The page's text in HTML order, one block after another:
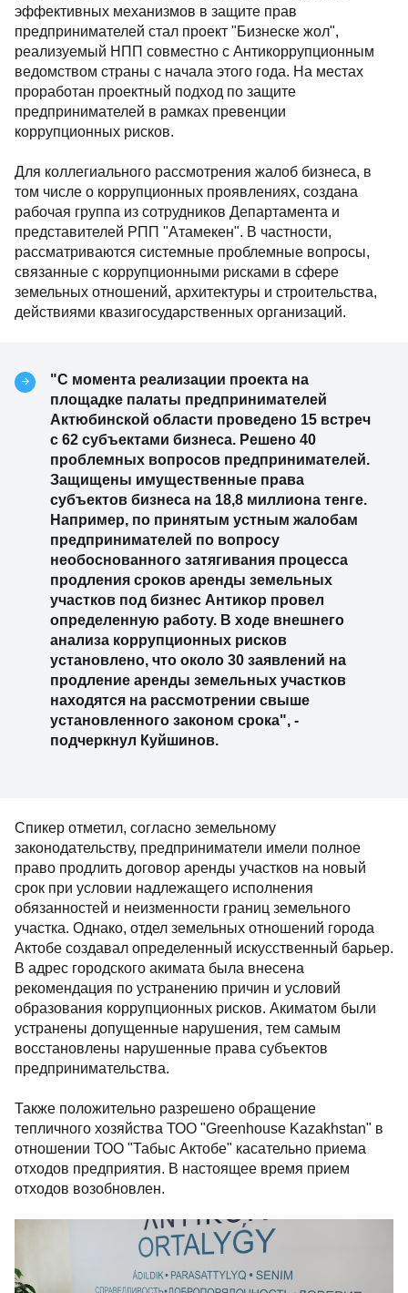
эффективных механизмов в защите прав
предпринимателей стал проект "Бизнеске жол",
реализуемый НПП совместно с Антикоррупционным
ведомством страны с начала этого года. На местах
проработан проектный подход по защите
предпринимателей в рамках превенции
коррупционных рисков.
Для коллегиального рассмотрения жалоб бизнеса, в
том числе о коррупционных проявлениях, создана
рабочая группа из сотрудников Департамента и
представителей РПП "Атамекен". В частности,
рассматриваются системные проблемные вопросы,
связанные с коррупционными рисками в сфере
земельных отношений, архитектуры и строительства,
действиями квазигосударственных организаций.
"С момента реализации проекта на
площадке палаты предпринимателей
Актюбинской области проведено 15 встреч
с 62 субъектами бизнеса. Решено 40
проблемных вопросов предпринимателей.
Защищены имущественные права
субъектов бизнеса на 18,8 миллиона тенге.
Например, по принятым устным жалобам
предпринимателей по вопросу
необоснованного затягивания процесса
продления сроков аренды земельных
участков под бизнес Антикор провел
определенную работу. В ходе внешнего
анализа коррупционных рисков
установлено, что около 30 заявлений на
продление аренды земельных участков
находятся на рассмотрении свыше
установленного законом срока", -
подчеркнул Куйшинов.
Спикер отметил, согласно земельному
законодательству, предприниматели имели полное
право продлить договор аренды участков на новый
срок при условии надлежащего исполнения
обязанностей и неизменности границ земельного
участка. Однако, отдел земельных отношений города
Актобе создавал определенный искусственный барьер.
В адрес городского акимата была внесена
рекомендация по устранению причин и условий
образования коррупционных рисков. Акиматом были
устранены допущенные нарушения, тем самым
восстановлены нарушенные права субъектов
предпринимательства.
Также положительно разрешено обращение
тепличного хозяйства ТОО "Greenhouse Kazakhstan" в
отношении ТОО "Табыс Актобе" касательно приема
отходов предприятия. В настоящее время прием
отходов возобновлен.